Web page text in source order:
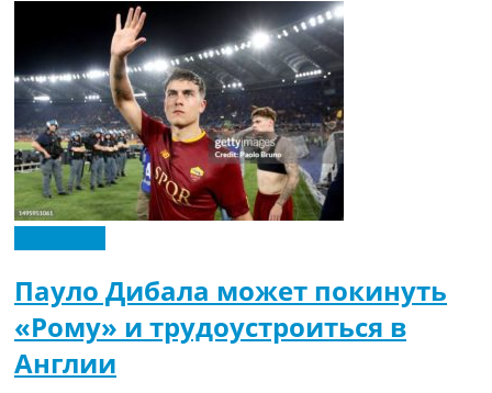
Пауло Дибала может покинуть
«Рому» и трудоустроиться в
Англии